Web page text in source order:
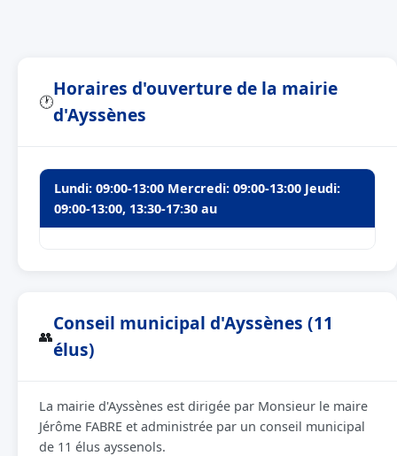
🕐
Horaires d'ouverture de la mairie
d'Ayssènes
Lundi: 09:00-13:00 Mercredi: 09:00-13:00 Jeudi:
09:00-13:00, 13:30-17:30 au
👥
Conseil municipal d'Ayssènes (11
élus)
La mairie d'Ayssènes est dirigée par Monsieur le maire
Jérôme FABRE et administrée par un conseil municipal
de 11 élus ayssenols.